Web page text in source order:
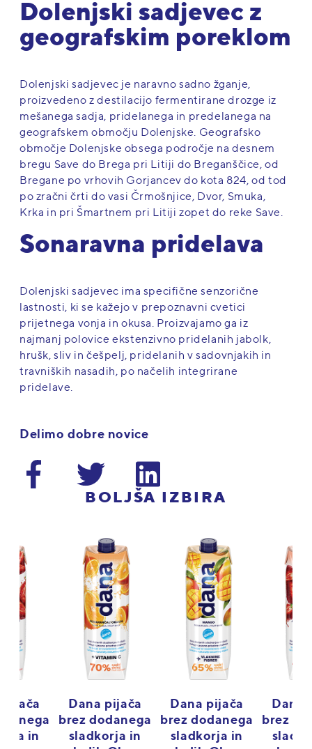
Dolenjski sadjevec z
geografskim poreklom
Dolenjski sadjevec je naravno sadno žganje,
proizvedeno z destilacijo fermentirane drozge iz
mešanega sadja, pridelanega in predelanega na
geografskem območju Dolenjske. Geografsko
območje Dolenjske obsega področje na desnem
bregu Save do Brega pri Litiji do Breganščice, od
Bregane po vrhovih Gorjancev do kota 824, od tod
po zračni črti do vasi Črmošnjice, Dvor, Smuka,
Krka in pri Šmartnem pri Litiji zopet do reke Save.
Sonaravna pridelava
Dolenjski sadjevec ima specifične senzorične
lastnosti, ki se kažejo v prepoznavni cvetici
prijetnega vonja in okusa. Proizvajamo ga iz
najmanj polovice ekstenzivno pridelanih jabolk,
hrušk, sliv in češpelj, pridelanih v sadovnjakih in
travniških nasadih, po načelih integrirane
pridelave.
Delimo dobre novice
BOLJŠA IZBIRA
pijača
in
Dana pijača
brez dodanega
sladkorja in
Dana pijača
brez dodanega
sladkorja in
Dana
brez